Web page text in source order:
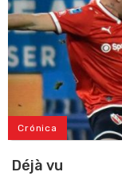
Crónica
Déjà vu